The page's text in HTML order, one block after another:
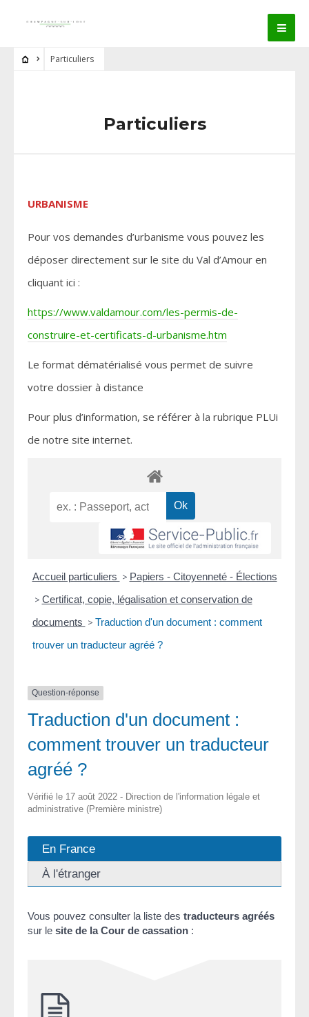
Particuliers
Particuliers
URBANISME
Pour vos demandes d’urbanisme vous pouvez les
déposer directement sur le site du Val d’Amour en
cliquant ici :
https://www.valdamour.com/les-permis-de-
construire-et-certificats-d-urbanisme.htm
Le format dématérialisé vous permet de suivre
votre dossier à distance
Pour plus d’information, se référer à la rubrique PLUi
de notre site internet.
Accueil particuliers > Papiers - Citoyenneté - Élections
> Certificat, copie, légalisation et conservation de
documents > Traduction d'un document : comment
trouver un traducteur agréé ?
Question-réponse
Traduction d'un document :
comment trouver un traducteur
agréé ?
Vérifié le 17 août 2022 - Direction de l'information légale et
administrative (Première ministre)
En France
À l'étranger
Vous pouvez consulter la liste des traducteurs agréés
sur le site de la Cour de cassation :